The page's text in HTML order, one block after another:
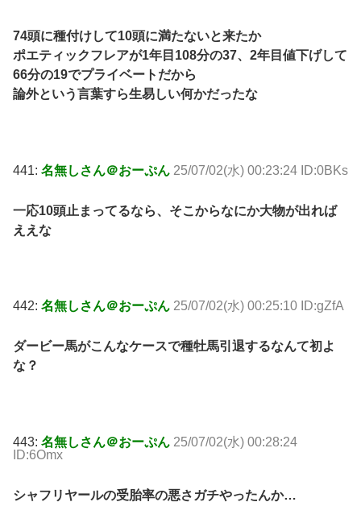
74頭に種付けして10頭に満たないと来たか
ポエティックフレアが1年目108分の37、2年目値下げして
66分の19でプライベートだから
論外という言葉すら生易しい何かだったな
441: 名無しさん＠おーぷん 25/07/02(水) 00:23:24 ID:0BKs
一応10頭止まってるなら、そこからなにか大物が出れば
ええな
442: 名無しさん＠おーぷん 25/07/02(水) 00:25:10 ID:gZfA
ダービー馬がこんなケースで種牡馬引退するなんて初よ
な？
443: 名無しさん＠おーぷん 25/07/02(水) 00:28:24
ID:6Omx
シャフリヤールの受胎率の悪さガチやったんか…